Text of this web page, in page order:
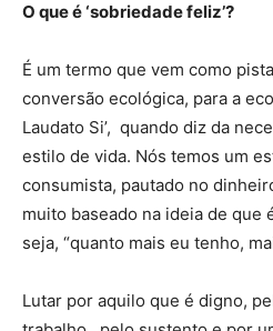
O que é ‘sobriedade feliz’?
É um termo que vem como
conversão ecológica, para a
Laudato Si’, quando diz da
estilo de vida. Nós temos um
consumista, pautado no
muito baseado na ideia de que
seja, “quanto mais eu tenho,
Lutar por aquilo que é digno,